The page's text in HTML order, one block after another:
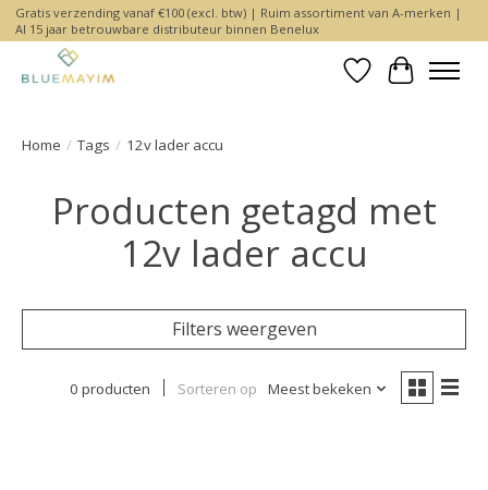
Gratis verzending vanaf €100 (excl. btw) | Ruim assortiment van A-merken |
Al 15 jaar betrouwbare distributeur binnen Benelux
Verlanglijst
Home / Tags / 12v lader accu
Producten getagd met
12v lader accu
Filters weergeven
0 producten Sorteren op Meest bekeken